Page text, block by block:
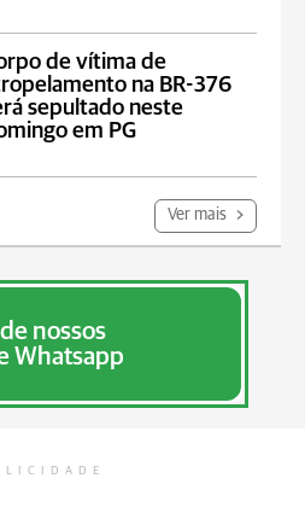
de vítima de
na BR-376
sepultado neste
em PG
Ver mais
nossos
Whatsapp